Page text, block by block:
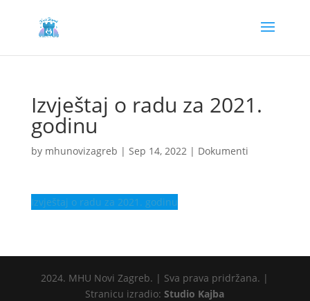
Izvještaj o radu za 2021.
godinu
by mhunovizagreb | Sep 14, 2022| Dokumenti
Izvještaj o radu za 2021. godinu
2024. MHU Novi Zagreb. | Sva prava pridržana. |
Stranicu izradio:Studio Kajba